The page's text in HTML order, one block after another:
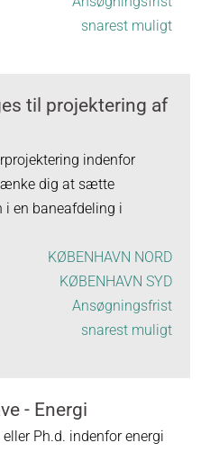
snarest muligt
til projektering af
indenfor
dig at sætte
i en baneafdeling i
KØBENHAVN NORD
KØBENHAVN SYD
Ansøgningsfrist
snarest muligt
- Energi
Ph.d. indenfor energi